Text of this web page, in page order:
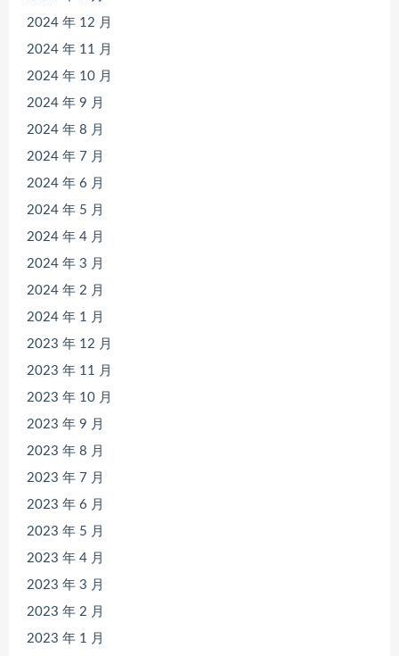
2024 年 12 月
2024 年 11 月
2024 年 10 月
2024 年 9 月
2024 年 8 月
2024 年 7 月
2024 年 6 月
2024 年 5 月
2024 年 4 月
2024 年 3 月
2024 年 2 月
2024 年 1 月
2023 年 12 月
2023 年 11 月
2023 年 10 月
2023 年 9 月
2023 年 8 月
2023 年 7 月
2023 年 6 月
2023 年 5 月
2023 年 4 月
2023 年 3 月
2023 年 2 月
2023 年 1 月